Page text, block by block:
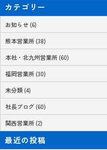
カテゴリー
お知らせ (6)
熊本営業所 (38)
本社・北九州営業所 (60)
福岡営業所 (30)
未分類 (4)
社長ブログ (60)
関西営業所 (2)
最近の投稿